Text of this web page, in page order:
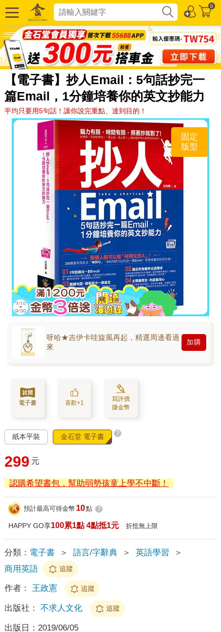
0
【電子書】抄人Email：5句話抄完一
篇Email，1分鐘培養你的英文抄能力
平均只要用5句話！讓你說完重點、達到目的！
固定
版型
呀哈★吉伊卡哇旋風再起，精選周邊看過
來
加購
電子書 喜歡+1
寫評價
賺金幣
紙本平裝 金石堂 電子書 ?
299 元
認購希望書包，幫助弱勢孩童上學不中斷！
預計最高可得金幣 10點 ?
HAPPY GO享100累1點 4點抵1元 折抵無上限
分類： 電子書 ＞ 語言/字辭典 ＞ 英語學習
＞
商用英語
追蹤
作者： 王政憲 追蹤
出版社： 不求人文化 追蹤
出版日： 2019/06/05